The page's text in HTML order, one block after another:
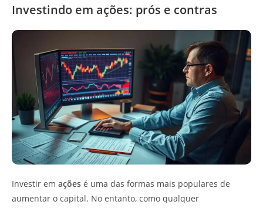
Investindo em ações: prós e contras
Investir em ações é uma das formas mais populares de
aumentar o capital. No entanto, como qualquer